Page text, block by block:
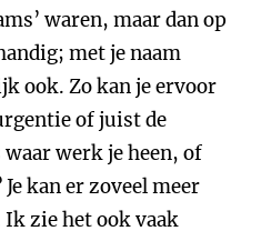
waren, maar dan op
met je naam
ook. Zo kan je ervoor
of juist de
werk je heen, of
kan er zoveel meer
Ik zie het ook vaak